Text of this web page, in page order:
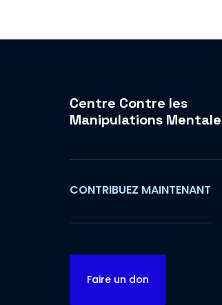
Centre Contre les
Manipulations
CONTRIBUEZ MAINTENANT
Faire un don